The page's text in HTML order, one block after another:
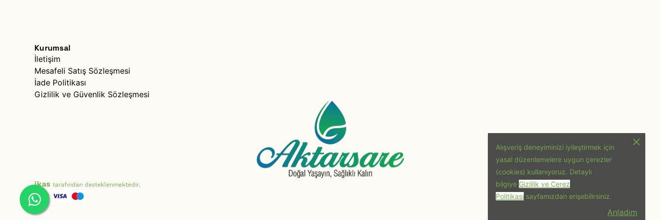
Alışveriş deneyiminizi iyileştirmek için
yasal düzenlemelere uygun çerezler
(cookies) kullanıyoruz. Detaylı
bilgiye Gizlilik ve Çerez
Politikası sayfamızdan erişebilirsiniz.
Anladım
Kurumsal
İletişim
Mesafeli Satış Sözleşmesi
İade Politikası
Gizlilik ve Güvenlik Sözleşmesi
ikas tarafından desteklenmektedir.